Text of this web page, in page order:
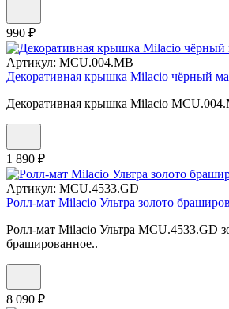
990 ₽
Артикул: MCU.004.MB
Декоративная крышка Milacio чёрный
Декоративная крышка Milacio
1 890 ₽
Артикул: MCU.4533.GD
Ролл-мат Milacio Ультра золото
Ролл-мат Milacio Ультра MCU.4533.GD
брашированное..
8 090 ₽